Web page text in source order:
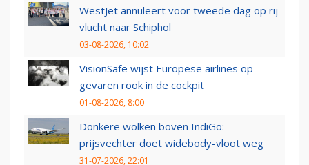
WestJet annuleert voor tweede dag op rij
vlucht naar Schiphol
03-08-2026, 10:02
VisionSafe wijst Europese airlines op
gevaren rook in de cockpit
01-08-2026, 8:00
Donkere wolken boven IndiGo:
prijsvechter doet widebody-vloot weg
31-07-2026, 22:01